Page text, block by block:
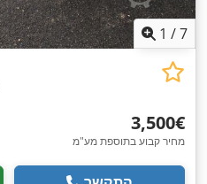
1 /7
‏3,500 ‏€
מחיר קבוע בתוספת מע"מ